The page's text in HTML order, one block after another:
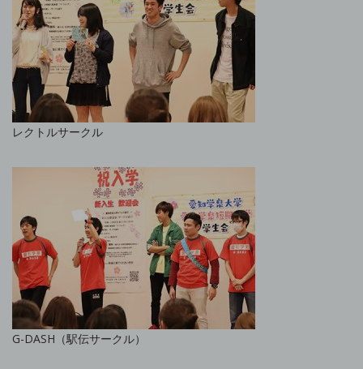
レクトルサークル
G-DASH（駅伝サークル）